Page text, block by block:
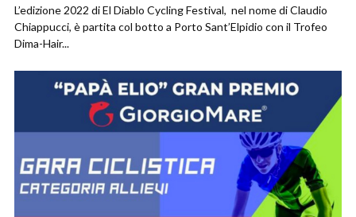
L’edizione 2022 di El Diablo Cycling Festival, nel nome di Claudio
Chiappucci, è partita col botto a Porto Sant’Elpidio con il Trofeo
Dima-Hair...